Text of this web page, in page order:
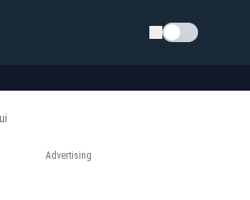
Schimba tema
Advertising